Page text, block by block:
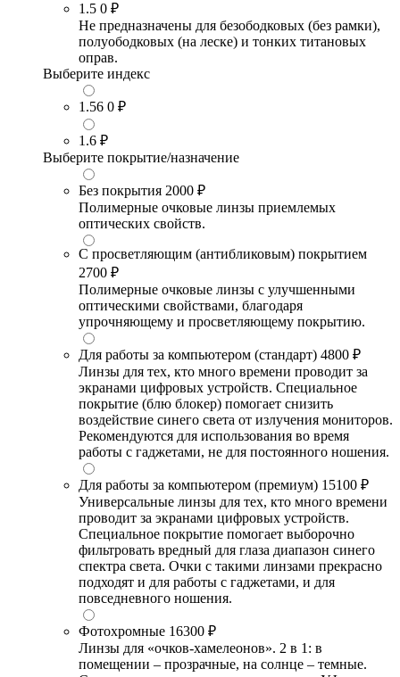
1.5 0 ₽
Не предназначены для безободковых (без рамки),
полуободковых (на леске) и тонких титановых
оправ.
Выберите индекс
1.56 0 ₽
1.6 ₽
Выберите покрытие/назначение
Без покрытия 2000 ₽
Полимерные очковые линзы приемлемых
оптических свойств.
С просветляющим (антибликовым) покрытием
2700 ₽
Полимерные очковые линзы с улучшенными
оптическими свойствами, благодаря
упрочняющему и просветляющему покрытию.
Для работы за компьютером (стандарт) 4800 ₽
Линзы для тех, кто много времени проводит за
экранами цифровых устройств. Специальное
покрытие (блю блокер) помогает снизить
воздействие синего света от излучения мониторов.
Рекомендуются для использования во время
работы с гаджетами, не для постоянного ношения.
Для работы за компьютером (премиум) 15100 ₽
Универсальные линзы для тех, кто много времени
проводит за экранами цифровых устройств.
Специальное покрытие помогает выборочно
фильтровать вредный для глаза диапазон синего
спектра света. Очки с такими линзами прекрасно
подходят и для работы с гаджетами, и для
повседневного ношения.
Фотохромные 16300 ₽
Линзы для «очков-хамелеонов». 2 в 1: в
помещении – прозрачные, на солнце – темные.